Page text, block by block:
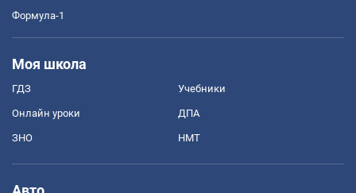
Формула-1
Моя школа
ГДЗ Учебники
Онлайн уроки ДПА
ЗНО НМТ